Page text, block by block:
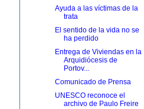
Ayuda a las víctimas de la
trata
El sentido de la vida no se
ha perdido
Entrega de Viviendas en la
Arquidiócesis de
Portov...
Comunicado de Prensa
UNESCO reconoce el
archivo de Paulo Freire